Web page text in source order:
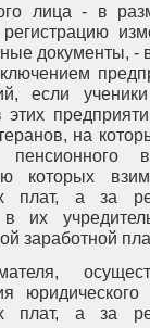
лица - в
документы,
если
этих
на
пенсионного
которых
плат, а за
в их
заработной
плат, а за